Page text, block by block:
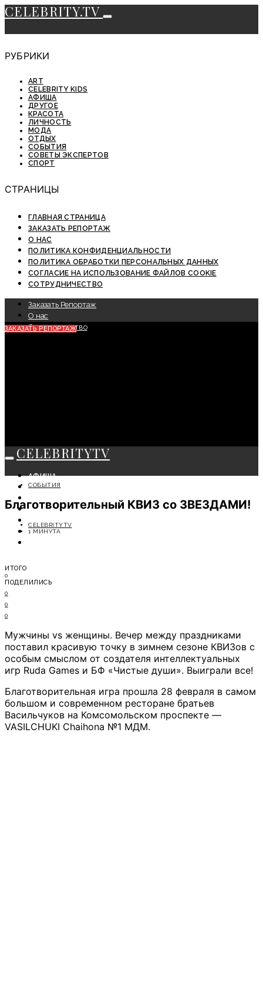
CELEBRITY.TV
РУБРИКИ
ART
CELEBRITY KIDS
АФИША
ДРУГОЕ
КРАСОТА
ЛИЧНОСТЬ
МОДА
ОТДЫХ
СОБЫТИЯ
СОВЕТЫ ЭКСПЕРТОВ
СПОРТ
СТРАНИЦЫ
ГЛАВНАЯ СТРАНИЦА
ЗАКАЗАТЬ РЕПОРТАЖ
О НАС
ПОЛИТИКА КОНФИДЕНЦИАЛЬНОСТИ
ПОЛИТИКА ОБРАБОТКИ ПЕРСОНАЛЬНЫХ ДАННЫХ
СОГЛАСИЕ НА ИСПОЛЬЗОВАНИЕ ФАЙЛОВ COOKIE
СОТРУДНИЧЕСТВО
Заказать Репортаж
О нас
Сотрудничество
ЗАКАЗАТЬ РЕПОРТАЖ
CELEBRITYTV
АФИША
СОБЫТИЯ
МОДА
ЛИЧНОСТЬ
ОТДЫХ
СОБЫТИЯ
Благотворительный КВИЗ со ЗВЕЗДАМИ!
CELEBRITYTV
1 МИНУТА
ИТОГО
0
ПОДЕЛИЛИСЬ
0
0
0
Мужчины vs женщины. Вечер между праздниками
поставил красивую точку в зимнем сезоне КВИЗов с
особым смыслом от создателя интеллектуальных
игр Ruda Games и БФ «Чистые души». Выиграли все!
Благотворительная игра прошла 28 февраля в самом
большом и современном ресторане братьев
Васильчуков на Комсомольском проспекте —
VASILCHUKI Chaihona №1 МДМ.